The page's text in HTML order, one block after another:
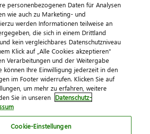
© 2026 DATEV eG
DatenschutzAGB Kontakt
Cookie-Einstellungen
personenbezogenen Daten für Analysen
wie auch zu Marketing- und
werden Informationen teilweise an
die sich in einem Drittland
kein vergleichbares Datenschutzniveau
Klick auf „Alle Cookies akzeptieren"
Verarbeitungen und der Weitergabe
können Ihre Einwilligung jederzeit in den
im Footer widerrufen. Klicken Sie auf
um mehr zu erfahren, weitere
Sie in unseren Datenschutz-
Cookie-Einstellungen